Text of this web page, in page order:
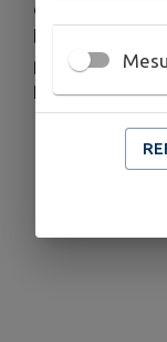
délabrée en
plus, mais
Pail.